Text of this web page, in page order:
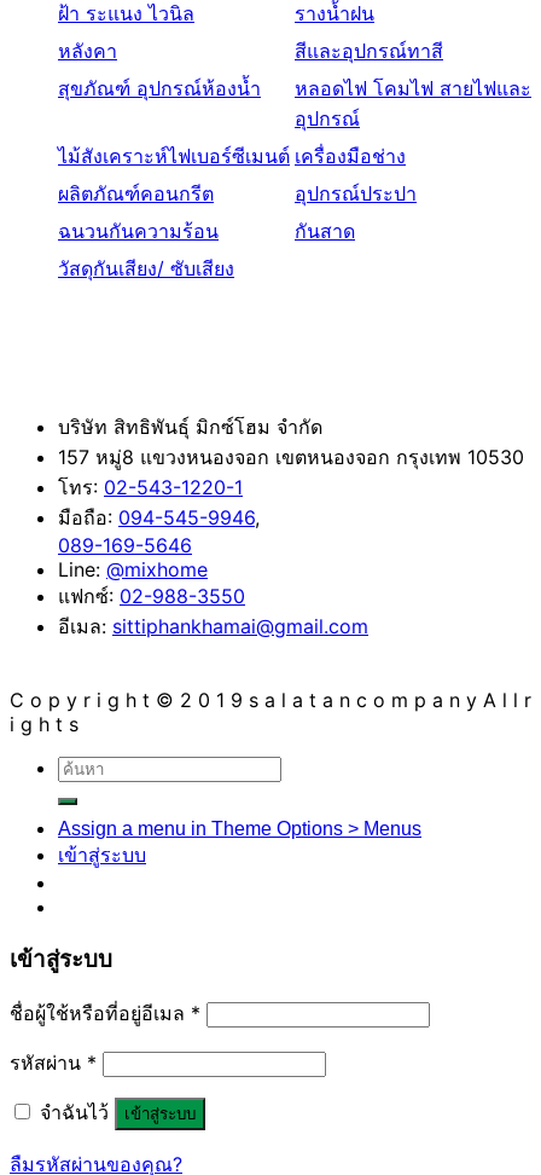
ฝ้า ระแนง ไวนิล
รางน้ำฝน
หลังคา
สีและอุปกรณ์ทาสี
สุขภัณฑ์ อุปกรณ์ห้องน้ำ
หลอดไฟ โคมไฟ สายไฟและ
อุปกรณ์
ไม้สังเคราะห์ไฟเบอร์ซีเมนต์ เครื่องมือช่าง
ผลิตภัณฑ์คอนกรีต
อุปกรณ์ประปา
ฉนวนกันความร้อน
กันสาด
วัสดุกันเสียง/ ซับเสียง
บริษัท สิทธิพันธุ์ มิกซ์โฮม จำกัด
157 หมู่8 แขวงหนองจอก เขตหนองจอก กรุงเทพ 10530
โทร: 02-543-1220-1
มือถือ: 094-545-9946,
089-169-5646
Line: @mixhome
แฟกซ์: 02-988-3550
อีเมล: sittiphankhamai@gmail.com
C o p y r i g h t © 2 0 1 9 s a l a t a n c o m p a n y A l l r
i g h t s
ค้นหา:
Assign a menu in Theme Options > Menus
เข้าสู่ระบบ
เข้าสู่ระบบ
ชื่อผู้ใช้หรือที่อยู่อีเมล *
รหัสผ่าน *
จำฉันไว้ เข้าสู่ระบบ
ลืมรหัสผ่านของคุณ?